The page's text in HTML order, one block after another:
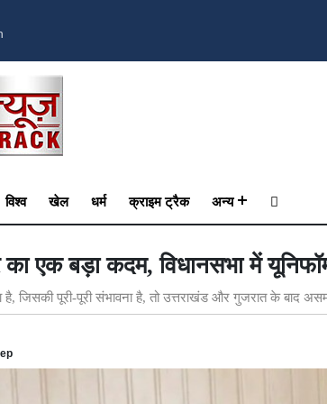
विश्व खेल धर्म क्राइम ट्रैक अन्य
एक बड़ा कदम, विधानसभा में
है, जिसकी पूरी-पूरी संभावना है, तो उत्तराखंड और गुजरात के बाद असम